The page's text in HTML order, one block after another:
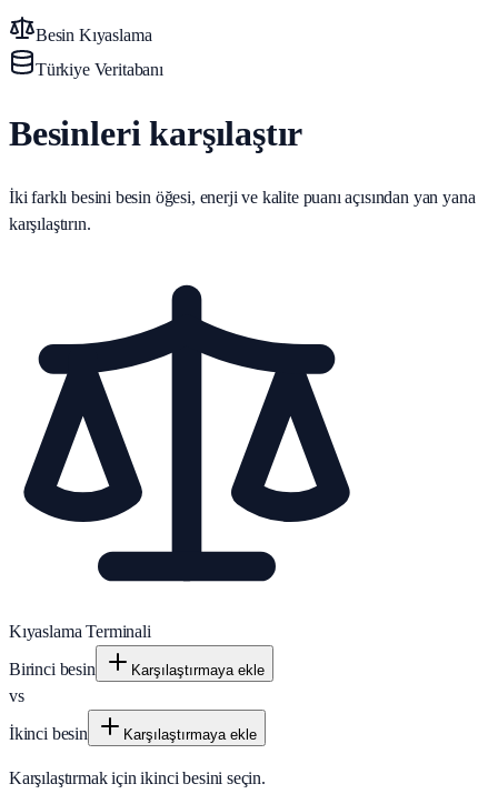
Besin Kıyaslama
Türkiye Veritabanı
Besinleri karşılaştır
İki farklı besini besin öğesi, enerji ve kalite puanı açısından yan yana
karşılaştırın.
Kıyaslama Terminali
Birinci besin
Karşılaştırmaya ekle
vs
İkinci besin
Karşılaştırmaya ekle
Karşılaştırmak için ikinci besini seçin.